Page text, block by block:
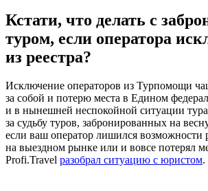
Кстати, что делать с
туром, если оператора
из реестра?
Исключение операторов из Турпомощи
за собой и потерю места в Едином
и в нынешней неспокойной ситуации
за судьбу туров, забронированных на
если ваш оператор лишился возможности
на выездном рынке или и вовсе потерял
Profi.Travel разобрал ситуацию с юристом.